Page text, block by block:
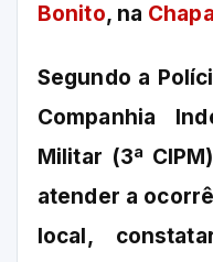
Bonito, na
Segundo a
Companhia
Militar (3ª
atender a
local,